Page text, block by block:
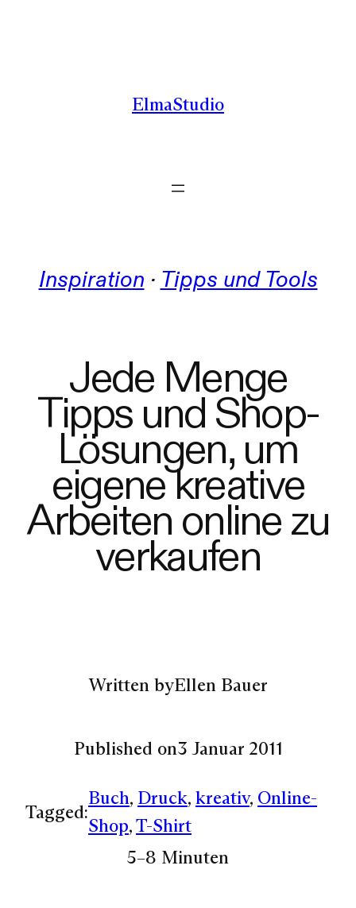
ElmaStudio
Inspiration · Tipps und Tools
Jede Menge
Tipps und Shop-
Lösungen, um
eigene kreative
Arbeiten online zu
verkaufen
Written byEllen Bauer
Published on3 Januar 2011
Tagged:
Buch, Druck, kreativ, Online-
Shop, T-Shirt
5–8 Minuten